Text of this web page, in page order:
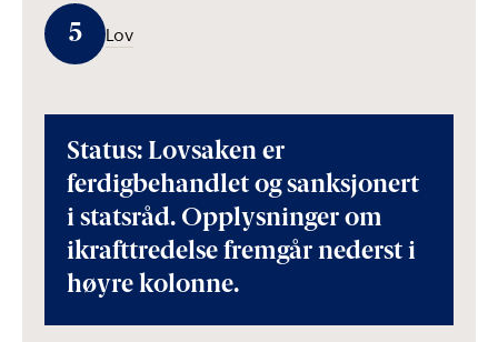
5 Lov
Status: Lovsaken er
ferdigbehandlet og sanksjonert
i statsråd. Opplysninger om
ikrafttredelse fremgår nederst i
høyre kolonne.